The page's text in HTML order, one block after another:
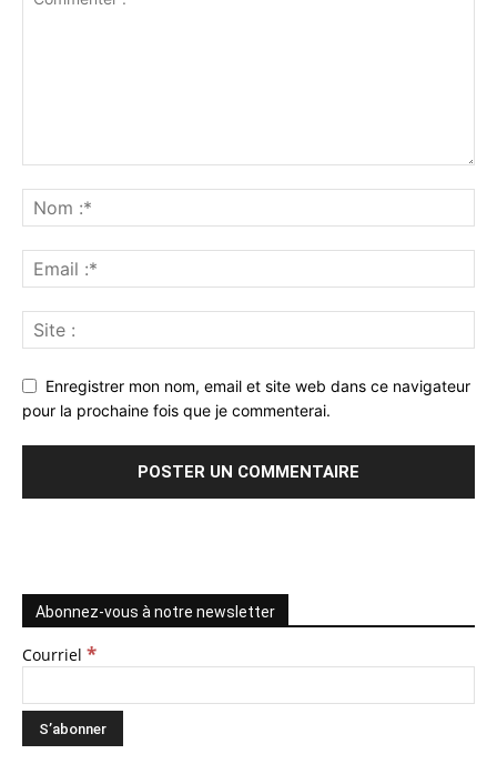
Enregistrer mon nom, email et site web dans ce navigateur
pour la prochaine fois que je commenterai.
Abonnez-vous à notre newsletter
Courriel *